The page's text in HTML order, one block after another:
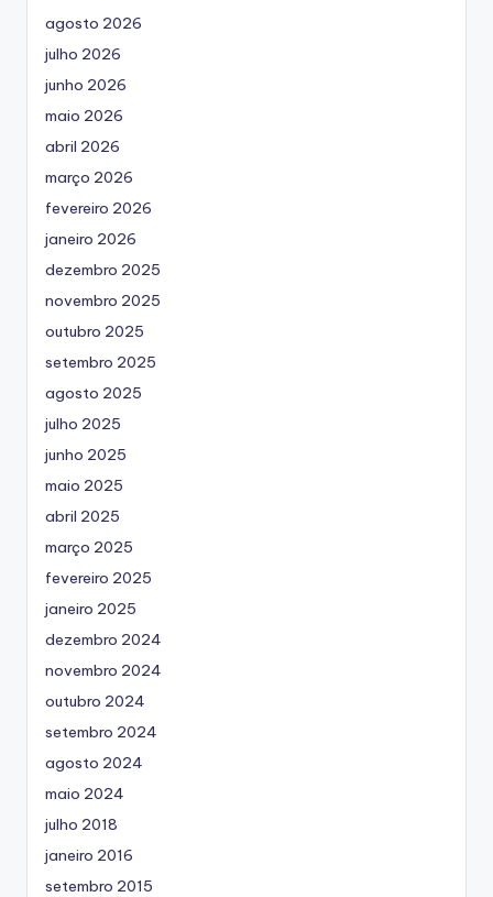
agosto 2026
julho 2026
junho 2026
maio 2026
abril 2026
março 2026
fevereiro 2026
janeiro 2026
dezembro 2025
novembro 2025
outubro 2025
setembro 2025
agosto 2025
julho 2025
junho 2025
maio 2025
abril 2025
março 2025
fevereiro 2025
janeiro 2025
dezembro 2024
novembro 2024
outubro 2024
setembro 2024
agosto 2024
maio 2024
julho 2018
janeiro 2016
setembro 2015